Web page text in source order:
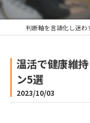
温活で健康維
ン5選
2023/10/03